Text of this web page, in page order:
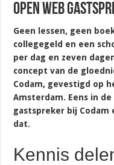
Open Web
Geen lessen, geen
collegegeld en een
per dag en zeven
concept van de
Codam, gevestigd op
Amsterdam. Eens in
gastspreker bij Codam
dat.
Kennis